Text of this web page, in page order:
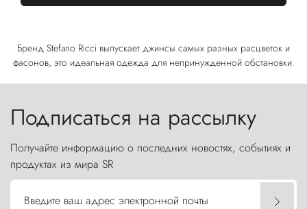
Бренд Stefano Ricci выпускает джинсы самых разных расцветок и
фасонов, это идеальная одежда для непринужденной обстановки.
Подписаться на рассылку
Получайте информацию о последних новостях, событиях и
продуктах из мира SR
Введите ваш адрес электронной почты